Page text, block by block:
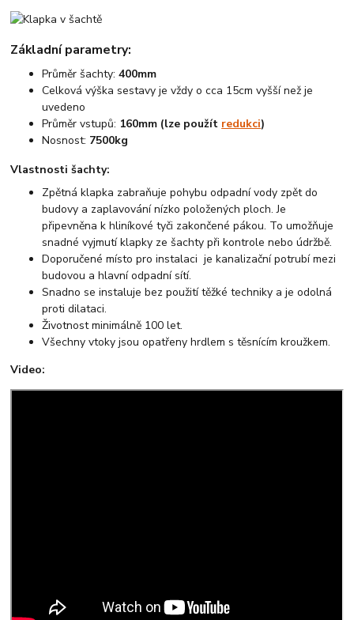
Základní parametry:
Průměr šachty:400mm
Celková výška sestavy je vždy o cca 15cm vyšší než je
uvedeno
Průměr vstupů: 160mm (lze použít redukci)
Nosnost: 7500kg
Vlastnosti šachty:
Zpětná klapka zabraňuje pohybu odpadní vody zpět do
budovy a zaplavování nízko položených ploch. Je
připevněna k hliníkové tyči zakončené pákou. To umožňuje
snadné vyjmutí klapky ze šachty při kontrole nebo údržbě.
Doporučené místo pro instalaci je kanalizační potrubí mezi
budovou a hlavní odpadní sítí.
Snadno se instaluje bez použití těžké techniky a je odolná
proti dilataci.
Životnost minimálně 100 let.
Všechny vtoky jsou opatřeny hrdlem s těsnícím kroužkem.
Video: